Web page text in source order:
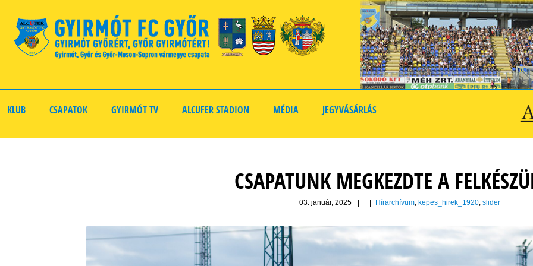
KLUB CSAPATOK GYIRMÓT TV ALCUFER STADION MÉDIA JEGYVÁSÁRLÁS
CSAPATUNK MEGKEZDTE A
03. január, 2025 Hírarchívum, kepes_hirek_1920, slider